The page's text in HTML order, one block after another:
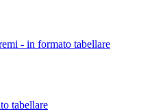
- in formato tabellare
tabellare